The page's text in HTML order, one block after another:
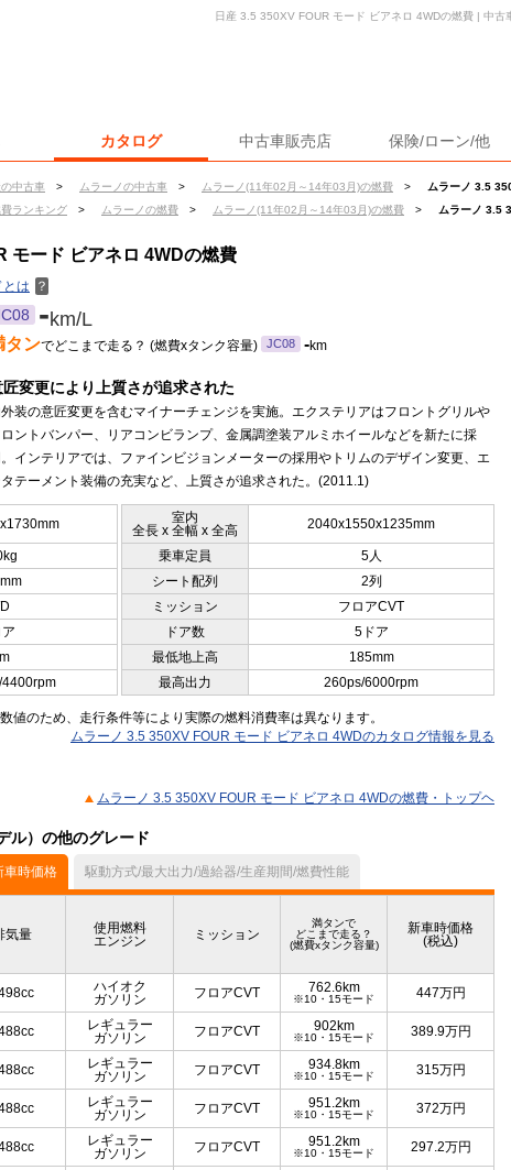
カタログ 中古車販売店 保険/ローン/他
の中古車 > ムラーノの中古車 > ムラーノ(11年02月～14年03月)の燃費 >
ムラーノ 3.5
費ランキング > ムラーノの燃費 > ムラーノ(11年02月～14年03月)の燃費 > ムラーノ 3.5
日産 3.5 350XV FOUR モード ビアネロ 4WDの燃費 | 中古
モード ビアネロ 4WDの燃費
は ？
-km/L
タンでどこまで走る？ (燃費xタンク容量) JC08 -km
匠変更により上質さが追求された
装の意匠変更を含むマイナーチェンジを実施。エクステリアはフロントグリルや
ントバンパー、リアコンビランプ、金属調塗装アルミホイールなどを新たに採
インテリアでは、ファインビジョンメーターの採用やトリムのデザイン変更、エ
テーメント装備の充実など、上質さが追求された。(2011.1)
室内
全長 x 全幅 x 全高
2040x1550x1235mm
乗車定員
5人
シート配列
2列
ミッション
フロアCVT
ドア数
5ドア
最低地上高
185mm
最高出力 260ps/6000rpm
のため、走行条件等により実際の燃料消費率は異なります。
ムラーノ 3.5 350XV FOUR モード ビアネロ 4WDのカタログ情報を見る
ムラーノ 3.5 350XV FOUR モード ビアネロ 4WDの燃費・トップヘ
ル）の他のグレード
車時価格 駆動方式/最大出力/過給器/生産期間/燃費性能
気量
使用燃料
エンジン
ミッション
満タンで
どこまで走る？
(燃費xタンク容量)
新車時価格
(税込)
ハイオク
ガソリン
フロアCVT 762.6km
※10・15モード 447万円
レギュラー
ガソリン
フロアCVT 902km
※10・15モード 389.9万円
レギュラー
ガソリン
フロアCVT 934.8km
※10・15モード 315万円
レギュラー
ガソリン
フロアCVT 951.2km
※10・15モード 372万円
レギュラー
ガソリン
フロアCVT 951.2km
※10・15モード 297.2万円